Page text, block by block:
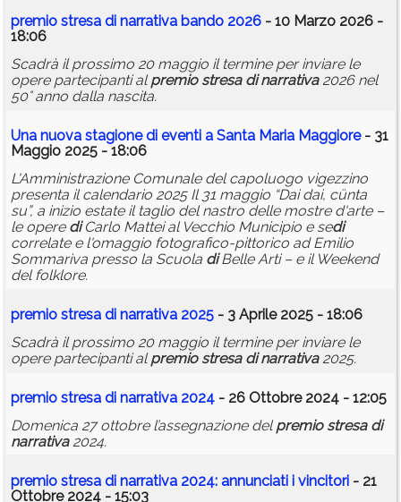
premio stresa di narrativa bando 2026 - 10 Marzo 2026 -
18:06
Scadrà il prossimo 20 maggio il termine per inviare le
opere partecipanti alpremio stresa di narrativa2026 nel
50° anno dalla nascita.
Una nuova stagionedi eventi a Santa Maria Maggiore- 31
Maggio 2025 - 18:06
L'Amministrazione Comunale del capoluogo vigezzino
presenta il calendario 2025 Il 31 maggio “Dai dai, cünta
su”, a inizio estate il taglio del nastro delle mostre d'arte –
le opere diCarlo Mattei al Vecchio Municipio e sedi
correlate e l'omaggio fotografico-pittorico ad Emilio
Sommariva presso la Scuola diBelle Arti – e il Weekend
del folklore.
premio stresa di narrativa 2025 - 3 Aprile 2025 - 18:06
Scadrà il prossimo 20 maggio il termine per inviare le
opere partecipanti alpremio stresa di narrativa2025.
premio stresa di narrativa 2024 - 26 Ottobre 2024 - 12:05
Domenica 27 ottobre l’assegnazione delpremio stresa di
narrativa2024.
premio stresa di narrativa 2024: annunciati i vincitori - 21
Ottobre 2024 - 15:03